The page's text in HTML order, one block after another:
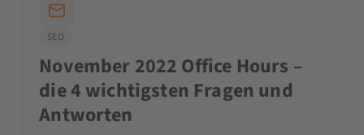
SEO
November 2022 Office Hours –
die 4 wichtigsten Fragen und
Antworten